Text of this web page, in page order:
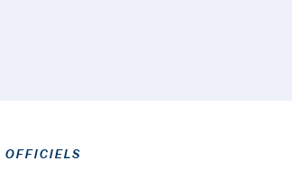
OFFICIELS